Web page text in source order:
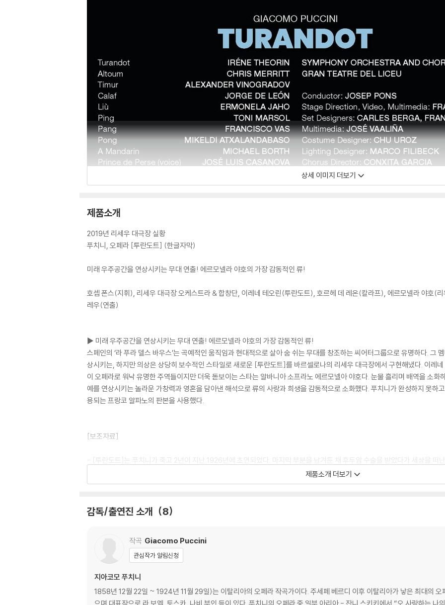
상세 이미지 더보기
제품소개
2019년 리세우 대극장 실황
푸치니, 오페라 [투란도트] (한글자막)
미래 우주공간을 연상시키는 무대 연출! 에르모넬라 야호의 가장 감동적인 류!
호셉 폰스(지휘), 리세우 대극장 오케스트라 & 합창단, 이레네 테오린(투란도트), 호르헤 데 레온(칼라프), 에르모넬라 야호(
레우(연출)
▶ 미래 우주공간을 연상시키는 무대 연출! 에르모넬라 야호의 가장 감동적인 류!
스페인의 ‘라 푸라 델스 바우스’는 곡예적인 움직임과 현대적으로 살아 숨 쉬는 무대를 창조하는 씨어터그룹으로 유명하다. 그
상시키는, 하지만 의상은 상당히 보수적인 스타일로 새로운 [투란도트]를 바르셀로나의 리세우 대극장에서 구현해냈다. 이레
이 오페라로 워낙 유명한 주역들이지만 더욱 돋보이는 스타는 알바니아 소프라노 에르모넬아 야호다. 눈물 흘리며 배역을 소
예를 연상시키는 놀라운 가창력과 영혼을 담아낸 해석으로 류의 사랑과 희생을 감동적으로 소화했다. 푸치니가 완성하지 못하
용되는 프랑코 알파노의 판본을 사용했다.
[보조자료]
- [투란도트]는 푸치니가 죽고 2년이 지난 1926년에 초연되었다. 마지막 부분을 남겨둔 채 후두암 수술을 받았다가 세상을 떠
부분은 후배 작곡가 프랑코 알파노가 푸치니의 메모와 앞 장면의 선율을 참고해 마무리했다. 최근 수십 년간 피날레를 새롭게
것은 여전히 프랑코 알파노의 악보다.
- [투란도트]의 원작은 고대 중국을 배경으로 한 베네치아 극작가 카를로 고치의 우화로 알려져 있다. 고치가 참고한 것은 [천
한 것이다. 프랑크 알레우가 시기와 장소가 불분명한 가상의 공간으로 무대를 설정한 것은 이런 배경과 관계된다고 볼 수 있다.
페인 카나리아 제도 출신의 테너로 주로 이탈리아 오페라의 드라마틱한 역에 정평이 있다. 류를 부른 알바니아 소프라노 에르모
담아 노래하는, 특히 비극적인 역을 맡았을 때 최고의 감동을 선사한다는 찬사를 받고 있다.
제품소개 더보기
감독/출연진 소개 8
작곡 Giacomo Puccini
관심작가 알림신청
지아코모 푸치니
1858년 12월 22일 ~ 1924년 11월 29일)는 이탈리아의 오페라 작곡가이다. 주세페 베르디 이후 이탈리아가 낳은 최대의 오